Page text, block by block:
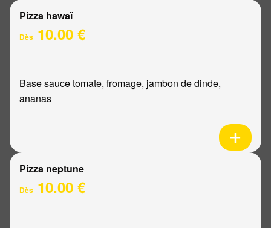
Pizza hawaï
Dès 10.00 €
Base sauce tomate, fromage, jambon de dinde,
ananas
Pizza neptune
Dès 10.00 €